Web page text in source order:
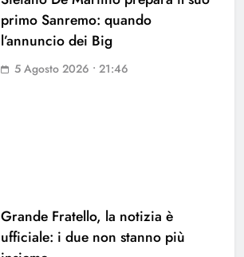
primo Sanremo: quando
l’annuncio dei Big
5 Agosto 2026 • 21:46
Grande Fratello, la notizia è
ufficiale: i due non stanno più